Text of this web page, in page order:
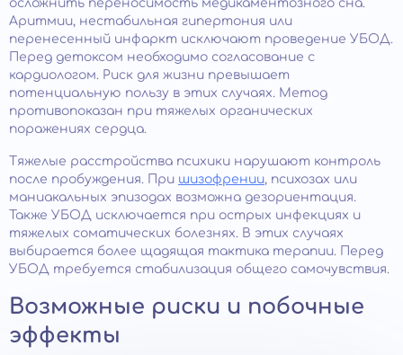
осложнить переносимость медикаментозного сна.
Аритмии, нестабильная гипертония или
перенесенный инфаркт исключают проведение УБОД.
Перед детоксом необходимо согласование с
кардиологом. Риск для жизни превышает
потенциальную пользу в этих случаях. Метод
противопоказан при тяжелых органических
поражениях сердца.
Тяжелые расстройства психики нарушают контроль
после пробуждения. При шизофрении, психозах или
маниакальных эпизодах возможна дезориентация.
Также УБОД исключается при острых инфекциях и
тяжелых соматических болезнях. В этих случаях
выбирается более щадящая тактика терапии. Перед
УБОД требуется стабилизация общего самочувствия.
Возможные риски и побочные
эффекты